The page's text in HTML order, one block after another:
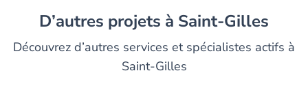
D’autres projets à Saint-Gilles
Découvrez d’autres services et spécialistes actifs à
Saint-Gilles